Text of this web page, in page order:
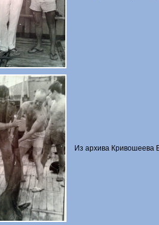
Из архива Кривошеева